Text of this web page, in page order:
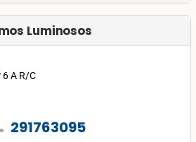
Luminosos
6 A R/C
291763095